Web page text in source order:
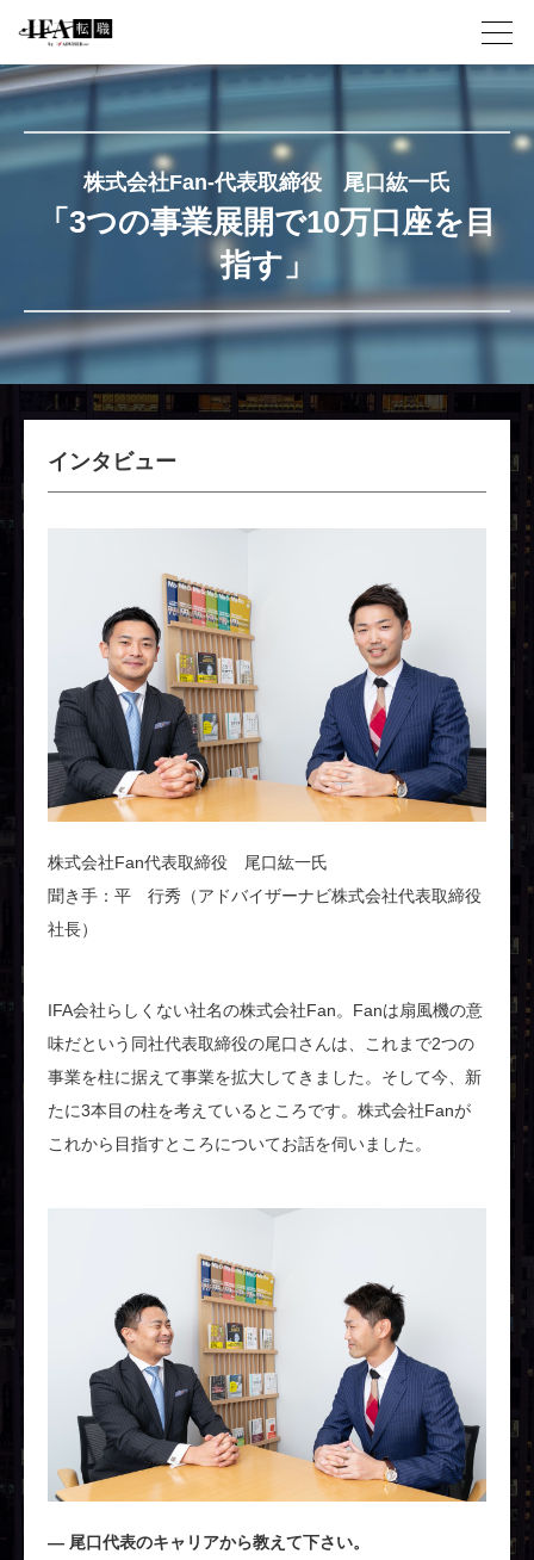
株式会社Fan-代表取締役 尾口紘一氏
「3つの事業展開で10万口座を目
指す」
インタビュー
株式会社Fan代表取締役 尾口紘一氏
聞き手：平 行秀（アドバイザーナビ株式会社代表取締役
社長）
IFA会社らしくない社名の株式会社Fan。Fanは扇風機の意
味だという同社代表取締役の尾口さんは、これまで2つの
事業を柱に据えて事業を拡大してきました。そして今、新
たに3本目の柱を考えているところです。株式会社Fanが
これから目指すところについてお話を伺いました。
尾口代表のキャリアから教えて下さい。